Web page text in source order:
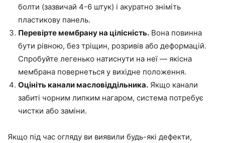
болти (зазвичай 4-6 штук) і акуратно зніміть
пластикову панель.
Перевірте мембрану на цілісність. Вона повинна
бути рівною, без тріщин, розривів або деформацій.
Спробуйте легенько натиснути на неї — якісна
мембрана повернеться у вихідне положення.
Оцініть канали масловіддільника. Якщо канали
забиті чорним липким нагаром, система потребує
чистки або заміни.
Якщо під час огляду ви виявили будь-які дефекти,